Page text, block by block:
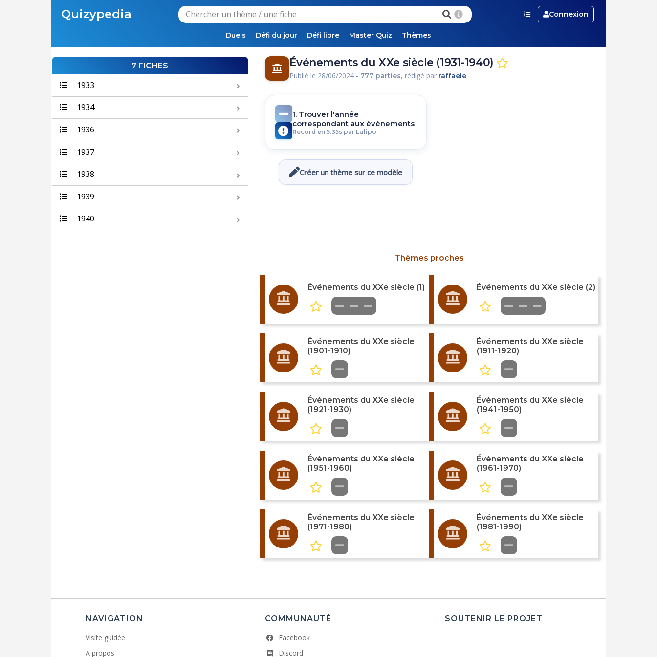
Quizypedia Connexion
Duels Défi du jour Défi libre Master Quiz Thèmes
7 FICHES
1933
1934
1936
1937
1938
1939
1940
Événements du XXe siècle (1931-1940)
Publié le 28/06/2024 - 777 parties, rédigé par raffaele
1. Trouver l'année
correspondant aux événements
Record en 5.35s par Lulipo
Créer un thème sur ce modèle
Thèmes proches
Événements du XXe siècle (1) Événements du XXe siècle (2)
Événements du XXe siècle
(1901-1910)
Événements du XXe siècle
(1911-1920)
Événements du XXe siècle
(1921-1930)
Événements du XXe siècle
(1941-1950)
Événements du XXe siècle
(1951-1960)
Événements du XXe siècle
(1961-1970)
Événements du XXe siècle
(1971-1980)
Événements du XXe siècle
(1981-1990)
NAVIGATION
Visite guidée
A propos
COMMUNAUTÉ
Facebook
Discord
SOUTENIR LE PROJET